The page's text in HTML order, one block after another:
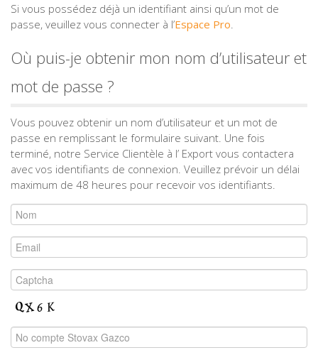
Si vous possédez déjà un identifiant ainsi qu’un mot de
passe, veuillez vous connecter à l’Espace Pro
Où puis-je obtenir mon nom d’utilisateur et
mot de passe ?
Vous pouvez obtenir un nom d’utilisateur et un mot de
passe en remplissant le formulaire suivant. Une fois
terminé, notre Service Clientèle à l’ Export vous contactera
avec vos identifiants de connexion. Veuillez prévoir un délai
maximum de 48 heures pour recevoir vos identifiants.